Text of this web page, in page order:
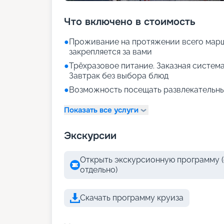
Что включено в стоимость
●Проживание на протяжении всего
закрепляется за вами
●Трёхразовое питание. Заказная
Завтрак без выбора блюд
●Возможность посещать
Показать все услуги
Экскурсии
Открыть экскурсионную программу
отдельно)
Скачать программу круиза